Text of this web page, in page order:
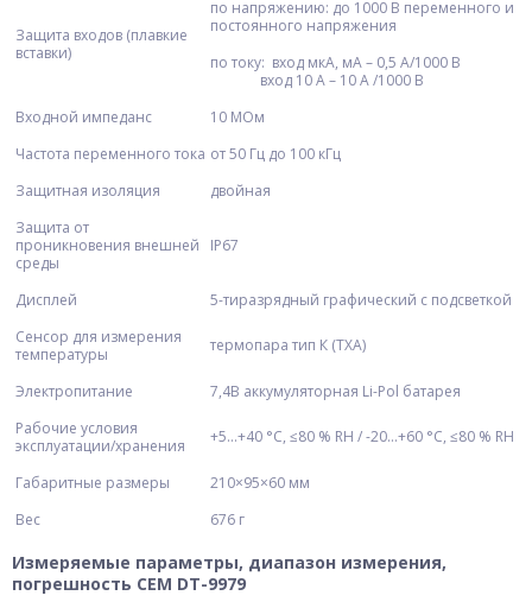
Защита входов (плавкие
вставки)
по напряжению: до 1000 В переменного и
постоянного напряжения
по току: вход мкА, мА – 0,5 А/1000 В
вход 10 А – 10 А /1000 В
Входной импеданс
10 МОм
Частота переменного тока от 50 Гц до 100 кГц
Защитная изоляция
двойная
Защита от
проникновения внешней
среды
IP67
Дисплей
5-тиразрядный графический с подсветкой
Сенсор для измерения
температуры
термопара тип К (ТХА)
Электропитание
7,4В аккумуляторная Li-Pol батарея
Рабочие условия
эксплуатации/хранения
+5...+40 °С, ≤80 % RH / -20...+60 °С, ≤80 % RH
Габаритные размеры
210×95×60 мм
Вес
676 г
Измеряемые параметры, диапазон измерения,
погрешность СЕМ DT-9979